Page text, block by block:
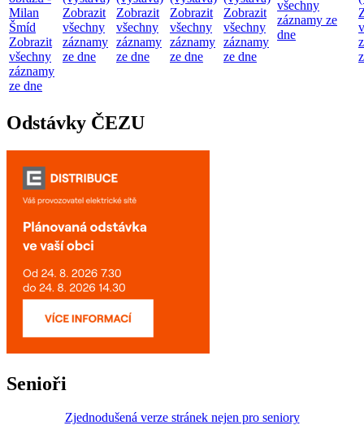
Milan
Šmíd
Zobrazit
všechny
záznamy
ze dne
Zobrazit
všechny
záznamy
ze dne
Zobrazit
všechny
záznamy
ze dne
Zobrazit
všechny
záznamy
ze dne
Zobrazit
všechny
záznamy
ze dne
všechny
záznamy ze
dne
Odstávky ČEZU
Senioři
Zjednodušená verze stránek nejen pro seniory